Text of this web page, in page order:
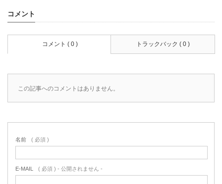
コメント
コメント ( 0 ) トラックバック ( 0 )
この記事へのコメントはありません。
名前 ( 必須 )
E-MAIL ( 必須 ) - 公開されません -